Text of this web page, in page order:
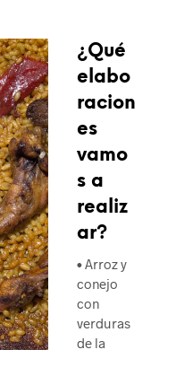
¿Qué
elabo
racion
es
vamo
s a
realiz
ar?
•Arroz y
conejo
con
verduras
de la